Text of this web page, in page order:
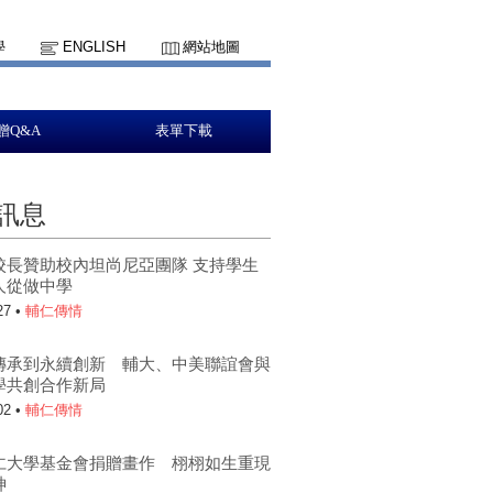
ENGLISH 網站地圖
Q&A 表單下載
息
長贊助校內坦尚尼亞團隊 支持學生
從做中學
• 輔仁傳情
承到永續創新 輔大、中美聯誼會與
共創合作新局
• 輔仁傳情
大學基金會捐贈畫作 栩栩如生重現